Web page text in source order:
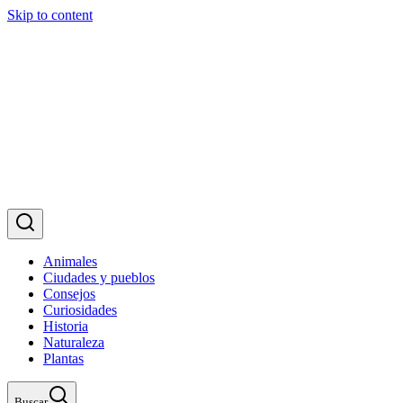
Skip to content
Animales
Ciudades y pueblos
Consejos
Curiosidades
Historia
Naturaleza
Plantas